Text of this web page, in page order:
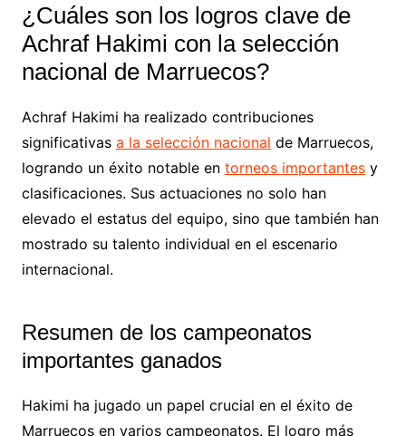
¿Cuáles son los logros clave de
Achraf Hakimi con la selección
nacional de Marruecos?
Achraf Hakimi ha realizado contribuciones
significativas a la selección nacional de Marruecos,
logrando un éxito notable en torneos importantesy
clasificaciones. Sus actuaciones no solo han
elevado el estatus del equipo, sino que también han
mostrado su talento individual en el escenario
internacional.
Resumen de los campeonatos
importantes ganados
Hakimi ha jugado un papel crucial en el éxito de
Marruecos en varios campeonatos. El logro más